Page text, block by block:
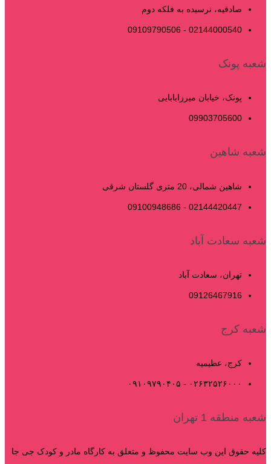
صادقیه، نرسیده به فلکه دوم
02144000540 - 09109790506
شعبه پونک
پونک، خیابان میرزابابایی
09903705600
شعبه شاهین
شاهین شمالی، 20 متری گلستان شرقی
02144420447 - 09100948686
شعبه سعادت آباد
تهران، سعادت آباد
09126467916
شعبه کرج
کرج، عظیمیه
۰۲۶۳۲۵۲۶۰۰۰ - ۰۹۱۰۹۷۹۰۴۰۵
شعبه منطقه 1 تهران
کلیه حقوق این وب سایت محفوظ و متعلق به کارگاه مادر و کودک جی جا